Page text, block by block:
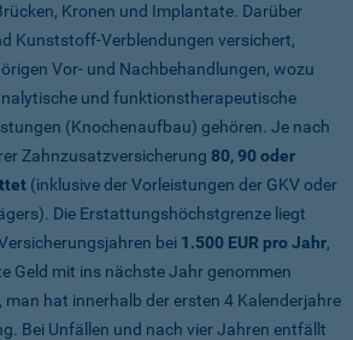
Kronen und Implantate. Darüber
Kunststoff-Verblendungen versichert,
Vor- und Nachbehandlungen, wozu
und funktionstherapeutische
(Knochenaufbau) gehören. Je nach
Zahnzusatzversicherung 80, 90 oder
(inklusive der Vorleistungen der GKV oder
Die Erstattungshöchstgrenze liegt
bei 1.500 EUR pro Jahr,
Geld mit ins nächste Jahr genommen
man hat innerhalb der ersten 4 Kalenderjahre
Bei Unfällen und nach vier Jahren entfällt